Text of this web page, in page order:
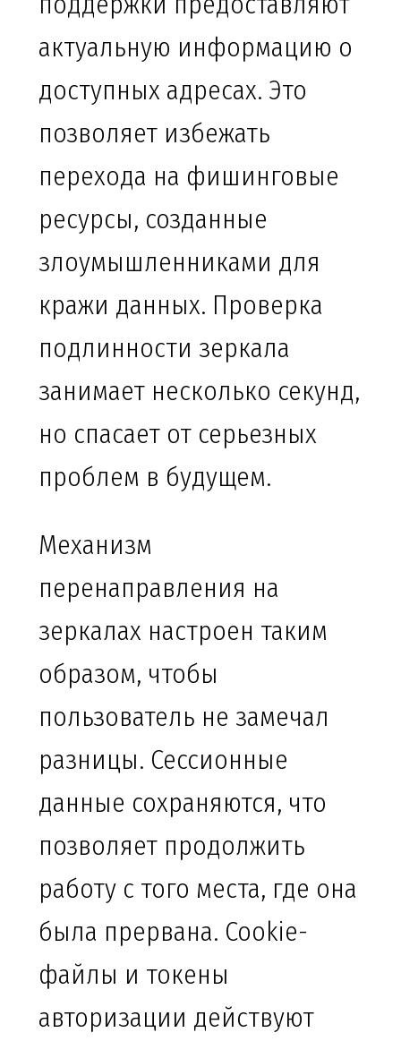
актуальную информацию о
доступных адресах. Это
позволяет избежать
перехода на фишинговые
ресурсы, созданные
злоумышленниками для
кражи данных. Проверка
подлинности зеркала
занимает несколько секунд,
но спасает от серьезных
проблем в будущем.
Механизм
перенаправления на
зеркалах настроен таким
образом, чтобы
пользователь не замечал
разницы. Сессионные
данные сохраняются, что
позволяет продолжить
работу с того места, где она
была прервана. Cookie-
файлы и токены
авторизации действуют